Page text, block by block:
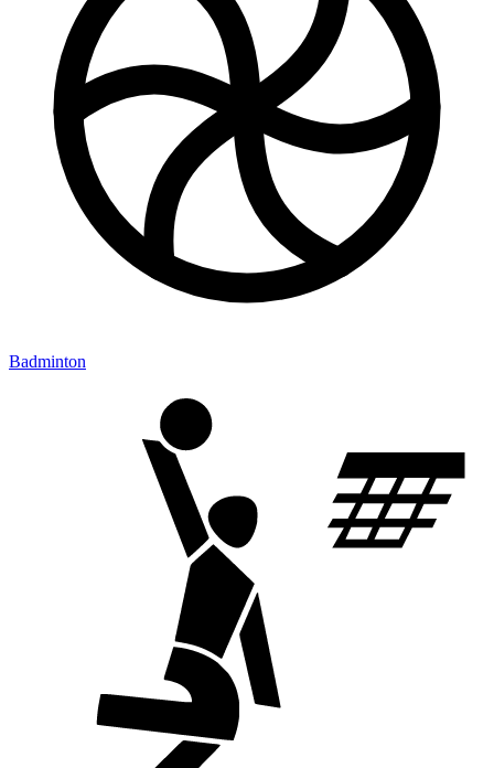
Badminton